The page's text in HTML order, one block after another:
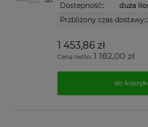
Dostepność::
duża
Przbliżony czas dostawy::
1 453,86 zł
Cena netto:1 182,00 zł
do